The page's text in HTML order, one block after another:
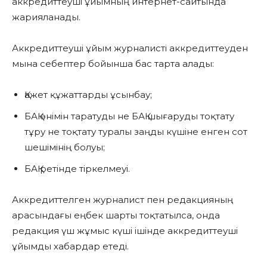
жарияланады.
Аккредиттеуші ұйым журналисті аккредиттеуден
мына себептер бойынша бас тарта алады:
Қажет құжаттарды ұсынбау;
БАҚ өнімін таратуды не БАҚ шығаруды тоқтату
тұру не тоқтату туралы заңды күшіне енген сот
шешімінің болуы;
БАҚ ретінде тіркелмеуі.
Аккредиттелген журналист пен редакцияның
арасындағы еңбек шарты тоқтатылса, онда
редакция үш жұмыс күші ішінде аккредиттеуші
ұйымды хабардар етеді.